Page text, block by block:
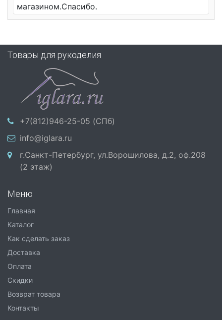
магазином.Спасибо.
Товары для рукоделия
+7(812)946-25-05 (СПб)
info@iglara.ru
г.Санкт-Петербург, ул.Ворошилова, д.2, оф.208
(2 этаж)
Меню
Главная
Каталог
Как сделать заказ
Доставка
Оплата
Скидки
Возврат товара
Контакты